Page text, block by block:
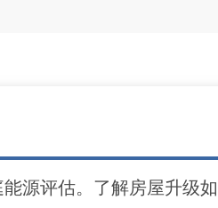
源评估。了解房屋升级